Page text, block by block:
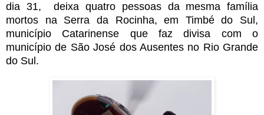
dia 31, deixa quatro pessoas da mesma família
mortos na Serra da Rocinha, em Timbé do Sul,
município Catarinense que faz divisa com o
município de São José dos Ausentes no Rio Grande
do Sul.